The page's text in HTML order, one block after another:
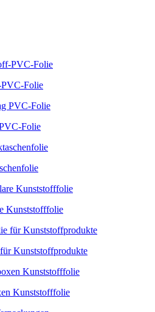
PVC-Folie
Folie
Kunststofffolie
Kunststoffprodukte
Kunststofffolie